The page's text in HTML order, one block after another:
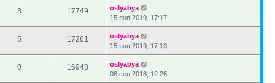
3 17749
oslyabya
15 янв 2019, 17:17
5 17261
oslyabya
15 янв 2019, 17:13
0 16948
oslyabya
08 сен 2018, 12:26